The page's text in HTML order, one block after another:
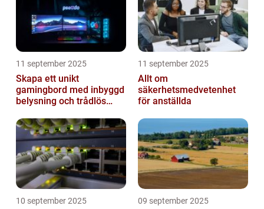
11 september 2025
Skapa ett unikt
gamingbord med inbyggd
belysning och trådlös
11 september 2025
Allt om
säkerhetsmedvetenhet
för anställda
10 september 2025 09 september 2025